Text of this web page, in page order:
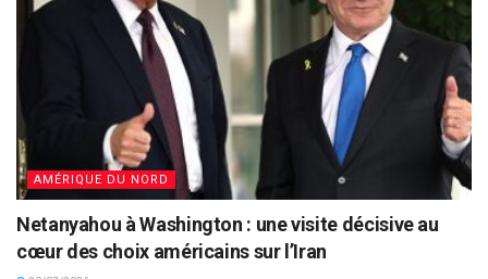
AMÉRIQUE DU NORD
Netanyahou à Washington : une visite décisive au
cœur des choix américains sur l’Iran